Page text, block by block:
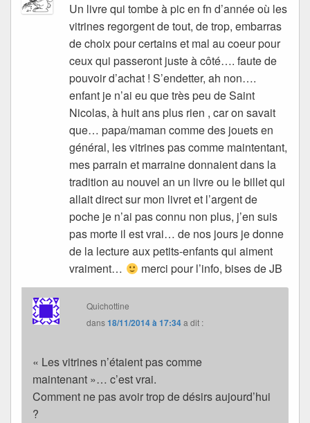
Un livre qui tombe à pic en fn d’année où les
vitrines regorgent de tout, de trop, embarras
de choix pour certains et mal au coeur pour
ceux qui passeront juste à côté…. faute de
pouvoir d’achat ! S’endetter, ah non….
enfant je n’ai eu que très peu de Saint
Nicolas, à huit ans plus rien , car on savait
que… papa/maman comme des jouets en
général, les vitrines pas comme maintentant,
mes parrain et marraine donnaient dans la
tradition au nouvel an un livre ou le billet qui
allait direct sur mon livret et l’argent de
poche je n’ai pas connu non plus, j’en suis
pas morte il est vrai… de nos jours je donne
de la lecture aux petits-enfants qui aiment
vraiment…
merci pour l’info, bises de JB
Quichottine
dans18/11/2014 à 17:34a dit :
« Les vitrines n’étaient pas comme
maintenant »… c’est vrai.
Comment ne pas avoir trop de désirs aujourd’hui
?